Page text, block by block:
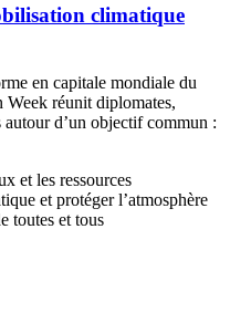
climatique
en capitale mondiale du
réunit diplomates,
autour d’un objectif commun :
et les ressources
et protéger l’atmosphère
toutes et tous